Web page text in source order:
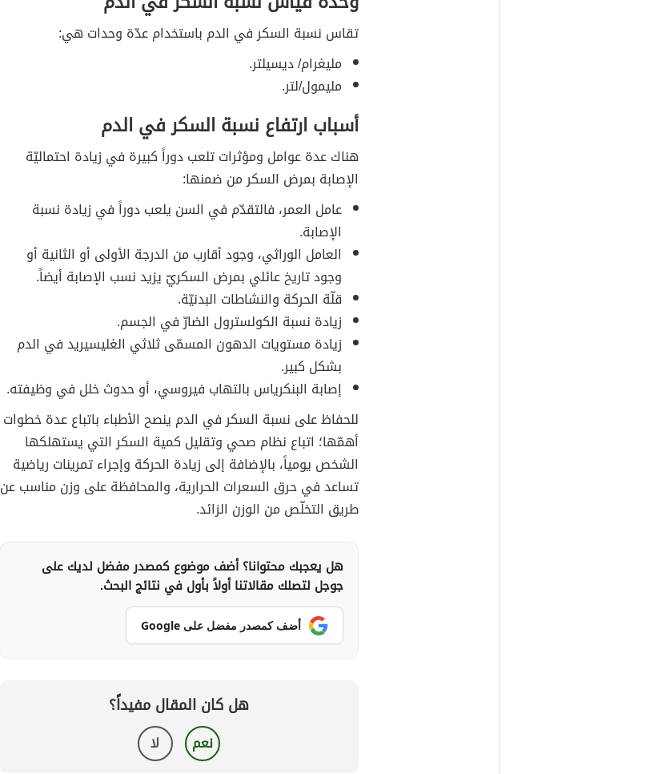
تقاس نسبة السكر في الدم باستخدام عدّة وحدات هي:
مليغرام/ ديسيلتر.
مليمول/لتر.
أسباب ارتفاع نسبة السكر في الدم
هناك عدة عوامل ومؤثرات تلعب دوراً كبيرة في زيادة احتماليّة
الإصابة بمرض السكر من ضمنها:
عامل العمر، فالتقدّم في السن يلعب دوراً في زيادة نسبة
الإصابة.
العامل الوراثي، وجود أقارب من الدرجة الأولى أو الثانية أو
وجود تاريخ عائلي بمرض السكريّ يزيد نسب الإصابة أيضاً.
قلّة الحركة والنشاطات البدنيّة.
زيادة نسبة الكولسترول الضارّ في الجسم.
زيادة مستويات الدهون المسمّى ثلاثي الغليسيريد في الدم
بشكل كبير.
إصابة البنكرياس بالتهاب فيروسي، أو حدوث خلل في وظيفته.
للحفاظ على نسبة السكر في الدم ينصح الأطباء باتباع عدة خطوات
أهمّها؛ اتباع نظام صحي وتقليل كمية السكر التي يستهلكها
الشخص يومياً، بالإضافة إلى زيادة الحركة وإجراء تمرينات رياضية
تساعد في حرق السعرات الحرارية، والمحافظة على وزن مناسب عن
طريق التخلّص من الوزن الزائد.
هل يعجبك محتوانا؟ أضف موضوع كمصدر مفضل لديك على
جوجل لتصلك مقالاتنا أولاً بأول في نتائج البحث.
أضف كمصدر مفضل على Google
هل كان المقال مفيداً؟
نعم لا